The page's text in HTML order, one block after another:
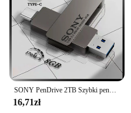
SONY PenDrive 2TB Szybki pendrive USB typu C 1TB Metalowy pendrive 512GB 256GB Przenośny pendrive Memoria USB do telefonu Xiaomi
16,71zł